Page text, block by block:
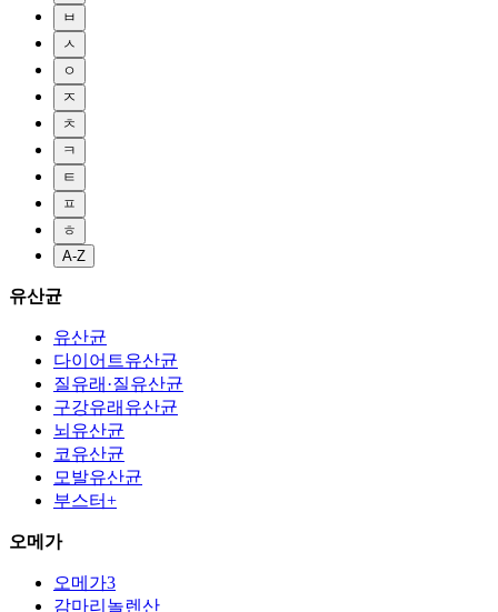
ㅂ
ㅅ
ㅇ
ㅈ
ㅊ
ㅋ
ㅌ
ㅍ
ㅎ
A-Z
유산균
유산균
다이어트유산균
질유래·질유산균
구강유래유산균
뇌유산균
코유산균
모발유산균
부스터+
오메가
오메가3
감마리놀렌산